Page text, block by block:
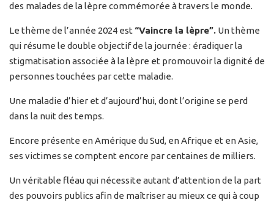
des malades de la lèpre commémorée à travers le monde.
Le thème de l’année 2024 est “Vaincre la lèpre”. Un thème
qui résume le double objectif de la journée : éradiquer la
stigmatisation associée à la lèpre et promouvoir la dignité de
personnes touchées par cette maladie.
Une maladie d’hier et d’aujourd’hui, dont l’origine se perd
dans la nuit des temps.
Encore présente en Amérique du Sud, en Afrique et en Asie,
ses victimes se comptent encore par centaines de milliers.
Un véritable fléau qui nécessite autant d’attention de la part
des pouvoirs publics afin de maîtriser au mieux ce qui à coup